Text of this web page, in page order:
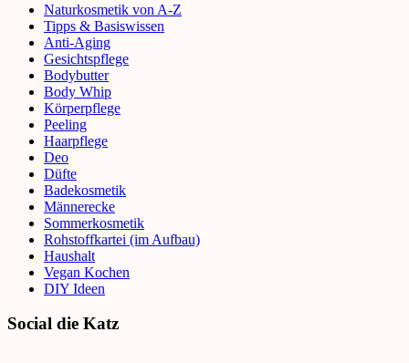
Naturkosmetik von A-Z
Tipps & Basiswissen
Anti-Aging
Gesichtspflege
Bodybutter
Body Whip
Körperpflege
Peeling
Haarpflege
Deo
Düfte
Badekosmetik
Männerecke
Sommerkosmetik
Rohstoffkartei (im Aufbau)
Haushalt
Vegan Kochen
DIY Ideen
Social die Katz